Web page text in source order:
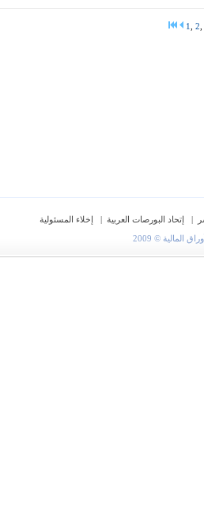
1 2
| إتحاد البورصات العربية |
إخلاء المسئولية
© 2009